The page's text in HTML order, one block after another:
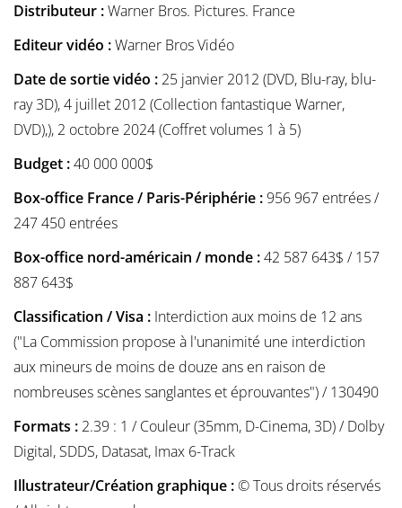
Distributeur :Warner Bros. Pictures. France
Editeur vidéo :Warner Bros Vidéo
Date de sortie vidéo : 25 janvier 2012 (DVD, Blu-ray, blu-
ray 3D), 4 juillet 2012 (Collection fantastique Warner,
DVD),), 2 octobre 2024 (Coffret volumes 1 à 5)
Budget :40 000 000$
Box-office France / Paris-Périphérie :956 967 entrées /
247 450 entrées
Box-office nord-américain / monde :42 587 643$ / 157
887 643$
Classification / Visa : Interdiction aux moins de 12 ans
("La Commission propose à l'unanimité une interdiction
aux mineurs de moins de douze ans en raison de
nombreuses scènes sanglantes et éprouvantes") / 130490
Formats : 2.39 : 1 / Couleur (35mm, D-Cinema, 3D) / Dolby
Digital, SDDS, Datasat, Imax 6-Track
Illustrateur/Création graphique :© Tous droits réservés